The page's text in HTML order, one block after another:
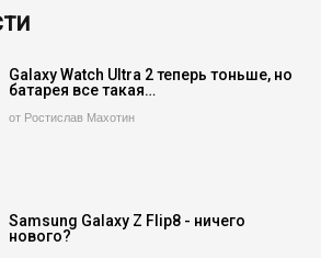
Galaxy Watch Ultra 2 теперь тоньше, но
батарея все такая…
от Ростислав Махотин
Samsung Galaxy Z Flip8 - ничего
нового?